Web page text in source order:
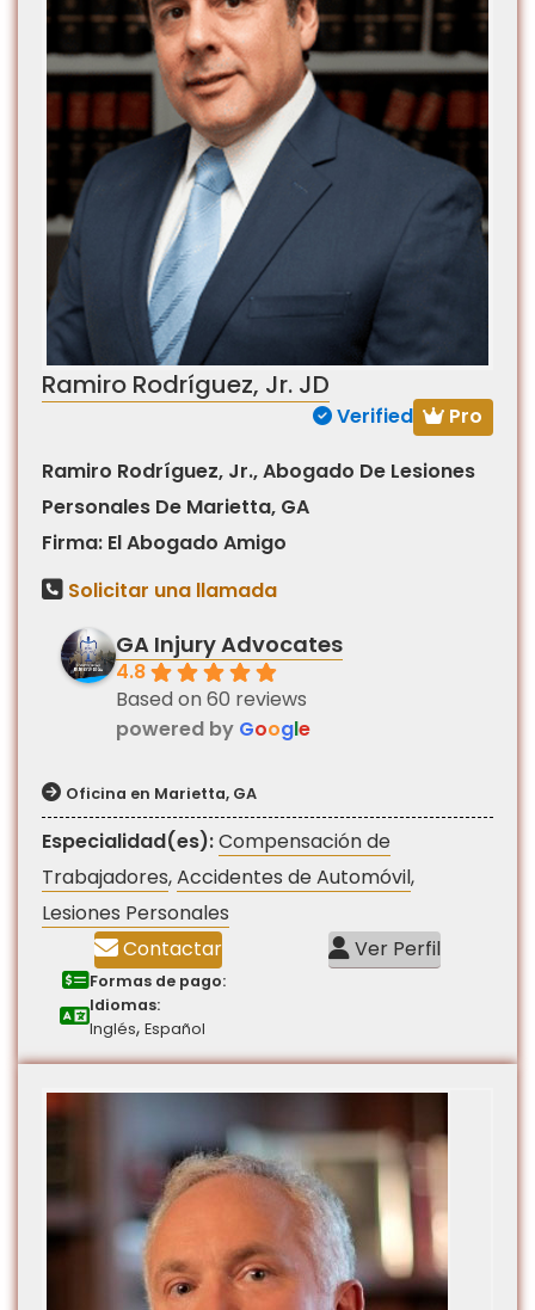
Ramiro Rodríguez, Jr. JD
Verified
Pro
Ramiro Rodríguez, Jr., Abogado De Lesiones
Personales De Marietta, GA
Firma: El Abogado Amigo
Solicitar una llamada
GA Injury Advocates
4.8
Based on 60 reviews
powered by Google
Oficina en Marietta, GA
Especialidad(es):Compensación de
Trabajadores,Accidentes de Automóvil,
Lesiones Personales
Contactar
Ver Perfil
Formas de pago:
Idiomas:
Inglés, Español